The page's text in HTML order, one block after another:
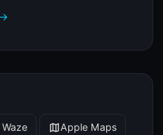
Waze mapApple Maps